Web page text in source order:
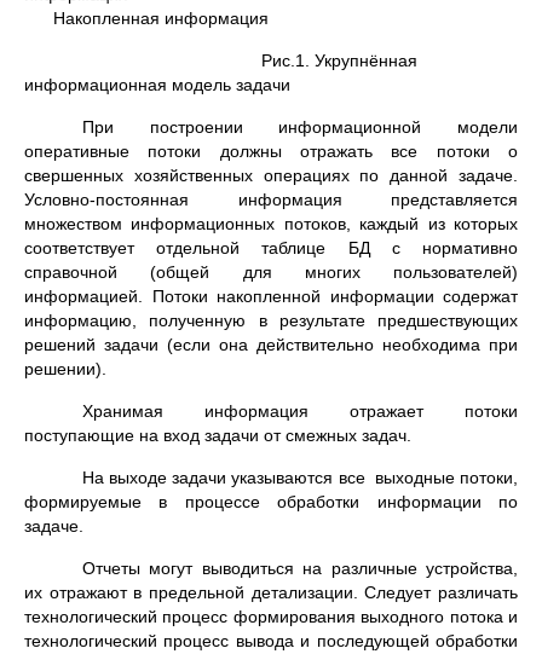
Накопленная информация
Рис.1. Укрупнённая
информационная модель задачи
При построении информационной модели
оперативные потоки должны отражать все потоки о
свершенных хозяйственных операциях по данной задаче.
Условно-постоянная информация представляется
множеством информационных потоков, каждый из которых
соответствует отдельной таблице БД с нормативно
справочной (общей для многих пользователей)
информацией. Потоки накопленной информации содержат
информацию, полученную в результате предшествующих
решений задачи (если она действительно необходима при
решении).
Хранимая информация отражает потоки
поступающие на вход задачи от смежных задач.
На выходе задачи указываются все выходные потоки,
формируемые в процессе обработки информации по
задаче.
Отчеты могут выводиться на различные устройства,
их отражают в предельной детализации. Следует различать
технологический процесс формирования выходного потока и
технологический процесс вывода и последующей обработки